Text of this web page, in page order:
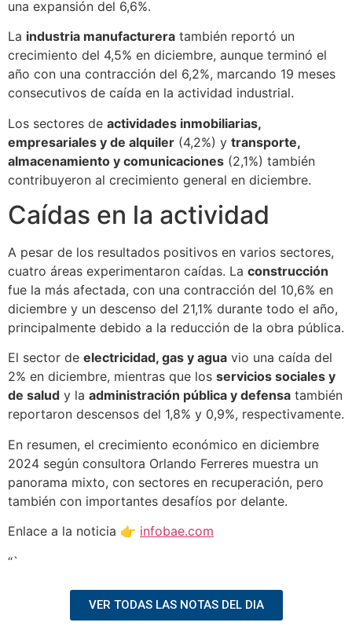
una expansión del 6,6%.
La industria manufacturera también reportó un
crecimiento del 4,5% en diciembre, aunque terminó el
año con una contracción del 6,2%, marcando 19 meses
consecutivos de caída en la actividad industrial.
Los sectores de actividades inmobiliarias,
empresariales y de alquiler (4,2%) y transporte,
almacenamiento y comunicaciones (2,1%) también
contribuyeron al crecimiento general en diciembre.
Caídas en la actividad
A pesar de los resultados positivos en varios sectores,
cuatro áreas experimentaron caídas. La construcción
fue la más afectada, con una contracción del 10,6% en
diciembre y un descenso del 21,1% durante todo el año,
principalmente debido a la reducción de la obra pública.
El sector de electricidad, gas y agua vio una caída del
2% en diciembre, mientras que los servicios sociales y
de salud y la administración pública y defensa también
reportaron descensos del 1,8% y 0,9%, respectivamente.
En resumen, el crecimiento económico en diciembre
2024 según consultora Orlando Ferreres muestra un
panorama mixto, con sectores en recuperación, pero
también con importantes desafíos por delante.
Enlace a la noticia 👉 infobae.com
“`
VER TODAS LAS NOTAS DEL DIA